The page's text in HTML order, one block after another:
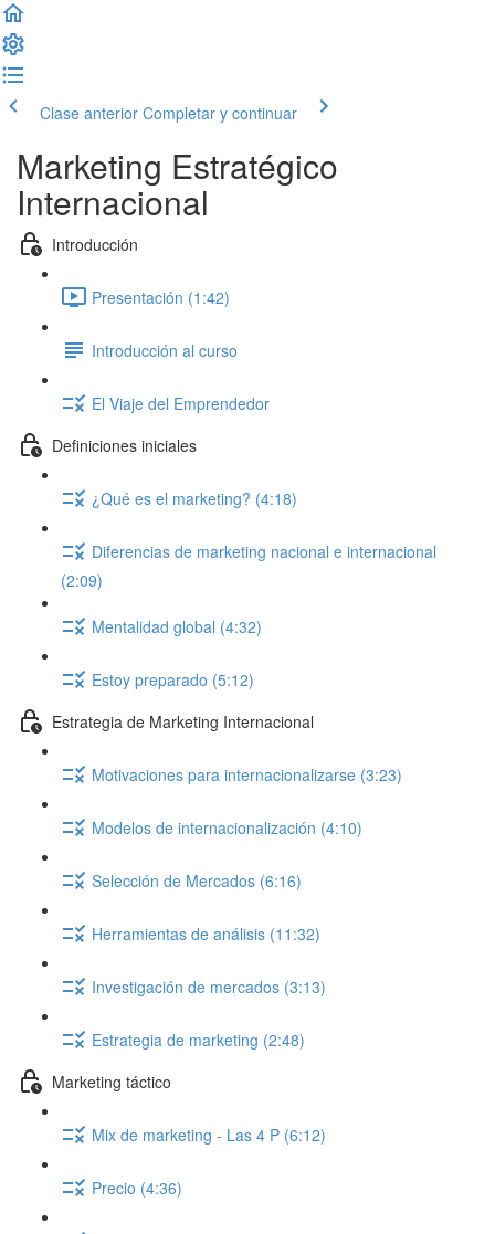
Clase anterior Completar y continuar
Marketing Estratégico
Internacional
Introducción
Presentación (1:42)
Introducción al curso
El Viaje del Emprendedor
Definiciones iniciales
¿Qué es el marketing? (4:18)
Diferencias de marketing nacional e internacional
(2:09)
Mentalidad global (4:32)
Estoy preparado (5:12)
Estrategia de Marketing Internacional
Motivaciones para internacionalizarse (3:23)
Modelos de internacionalización (4:10)
Selección de Mercados (6:16)
Herramientas de análisis (11:32)
Investigación de mercados (3:13)
Estrategia de marketing (2:48)
Marketing táctico
Mix de marketing - Las 4 P (6:12)
Precio (4:36)